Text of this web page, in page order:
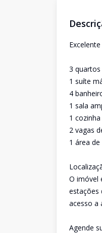
3
1 suíte
4
1 sala
1
2 vagas
1 área
O imóvel
estações
acesso a
Agende